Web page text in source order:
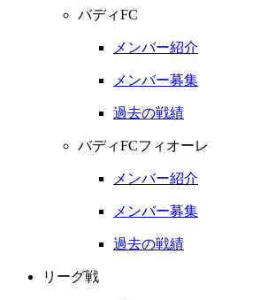
バディFC
メンバー紹介
メンバー募集
過去の戦績
バディFCフィオーレ
メンバー紹介
メンバー募集
過去の戦績
リーグ戦